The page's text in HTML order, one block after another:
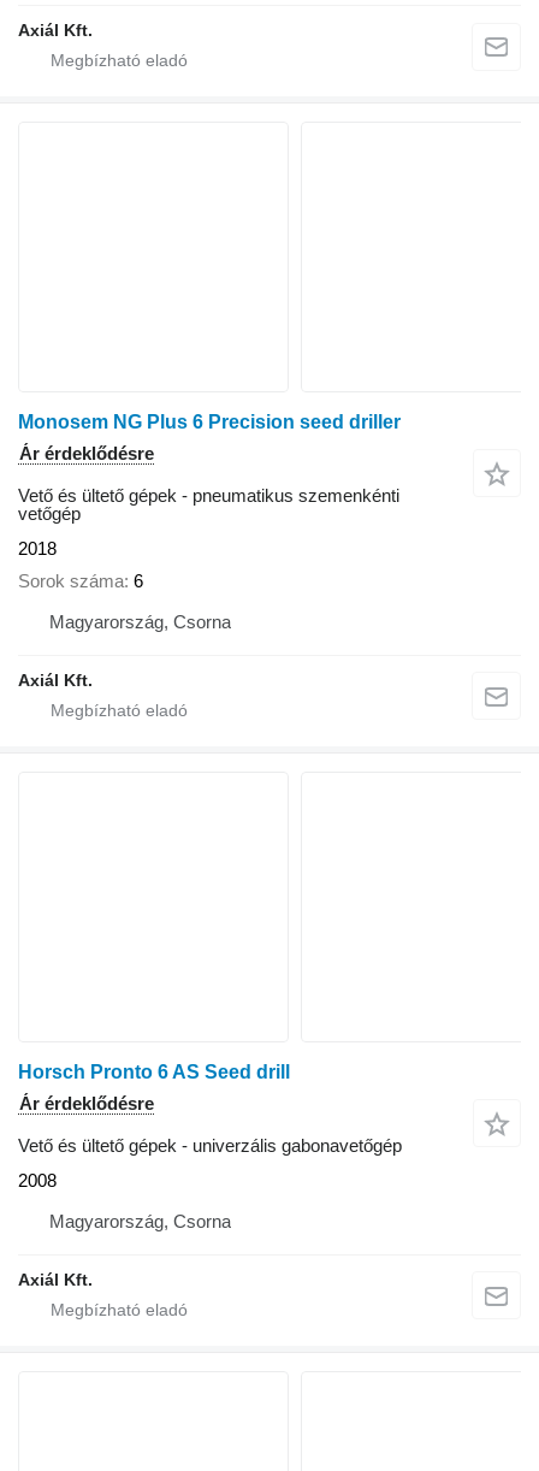
Axiál Kft.
Monosem NG Plus 6 Precision seed driller
Ár érdeklődésre
Vető és ültető gépek - pneumatikus szemenkénti
vetőgép
2018
Sorok száma 6
Magyarország, Csorna
Axiál Kft.
Horsch Pronto 6 AS Seed drill
Ár érdeklődésre
Vető és ültető gépek - univerzális gabonavetőgép
2008
Magyarország, Csorna
Axiál Kft.